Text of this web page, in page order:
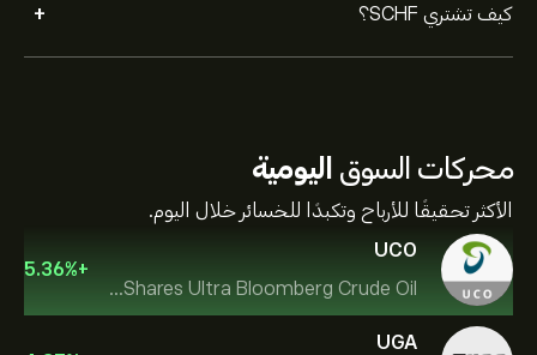
كيف تشتري SCHF؟ +
محركات السوق اليومية
الأكثر تحقيقًا للأرباح وتكبدًا للخسائر خلال اليوم.
UCO
ProShares Ultra Bloomberg Crude Oil
+
5.36%
UGA